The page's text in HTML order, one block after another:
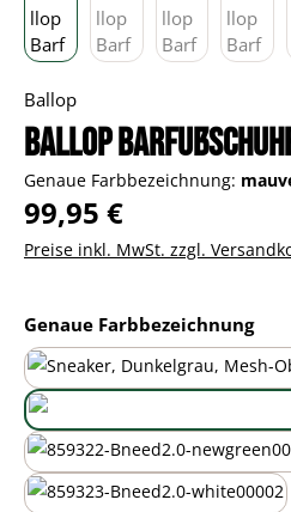
Ballop
Ballop
Genaue Farbbezeichnung:
Regulärer Preis:
99,95 €
Preise inkl. MwSt. zzgl.
Genaue Farbbezeichnung
mauve
new green